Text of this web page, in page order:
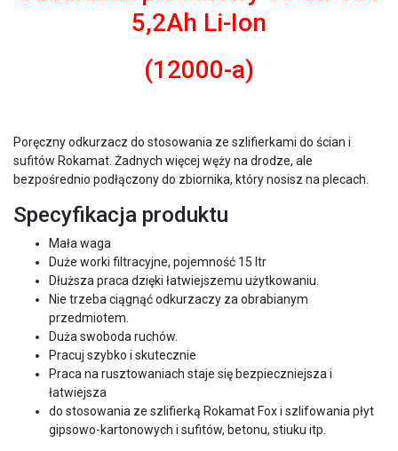
5,2Ah Li-Ion
(12000-a)
Poręczny odkurzacz do stosowania ze szlifierkami do ścian i
sufitów Rokamat. Żadnych więcej węży na drodze, ale
bezpośrednio podłączony do zbiornika, który nosisz na plecach.
Specyfikacja produktu
Mała waga
Duże worki filtracyjne, pojemność 15 ltr
Dłuższa praca dzięki łatwiejszemu użytkowaniu.
Nie trzeba ciągnąć odkurzaczy za obrabianym
przedmiotem.
Duża swoboda ruchów.
Pracuj szybko i skutecznie
Praca na rusztowaniach staje się bezpieczniejsza i
łatwiejsza
do stosowania ze szlifierką Rokamat Fox i szlifowania płyt
gipsowo-kartonowych i sufitów, betonu, stiuku itp.